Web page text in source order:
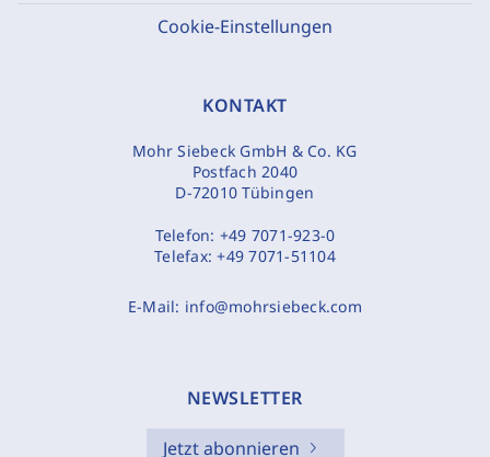
Cookie-Einstellungen
KONTAKT
Mohr Siebeck GmbH & Co. KG
Postfach 2040
D-72010 Tübingen
Telefon: +49 7071-923-0
Telefax:+49 7071-51104
E-Mail: info@mohrsiebeck.com
NEWSLETTER
Jetzt abonnieren